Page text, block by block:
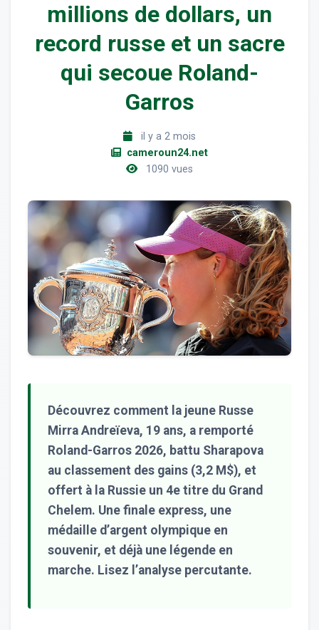
millions de dollars, un
record russe et un sacre
qui secoue Roland-
Garros
il y a 2 mois
cameroun24.net
1090 vues
Découvrez comment la jeune Russe
Mirra Andreïeva, 19 ans, a remporté
Roland-Garros 2026, battu Sharapova
au classement des gains (3,2 M$), et
offert à la Russie un 4e titre du Grand
Chelem. Une finale express, une
médaille d’argent olympique en
souvenir, et déjà une légende en
marche. Lisez l’analyse percutante.